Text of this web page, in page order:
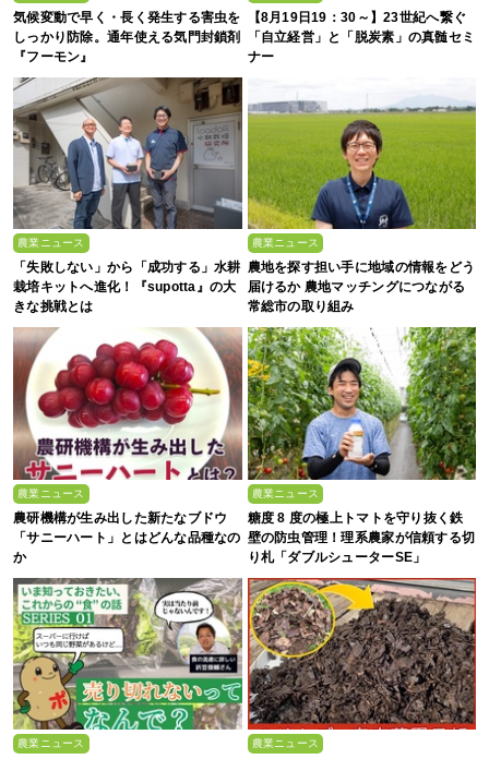
気候変動で早く・長く発生する害虫を
しっかり防除。通年使える気門封鎖剤
『フーモン』
【8月19日19：30～】23世紀へ繋ぐ
「自立経営」と「脱炭素」の真髄セミ
ナー
農業ニュース
「失敗しない」から「成功する」水耕
栽培キットへ進化！『supotta』の大
きな挑戦とは
農業ニュース
農地を探す担い手に地域の情報をどう
届けるか 農地マッチングにつながる
常総市の取り組み
農業ニュース
農研機構が生み出した新たなブドウ
「サニーハート」とはどんな品種なの
か
農業ニュース
糖度 8 度の極上トマトを守り抜く鉄
壁の防虫管理！理系農家が信頼する切
り札「ダブルシューターSE」
農業ニュース 農業ニュース